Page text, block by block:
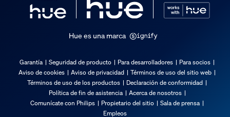
Hue es una marca
Garantía Seguridad de producto Para desarrolladores
Para socios
Aviso de cookies
Aviso de privacidad
Términos de uso del sitio web
Términos de uso de los productos
Declaración de conformidad
Política de fin de asistencia
Acerca de nosotros
Comunícate con Philips
Propietario del sitio
Sala de prensa
Empleos